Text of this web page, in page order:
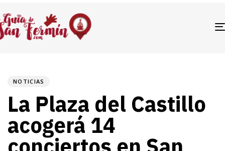
NOTICIAS
La Plaza del Castillo
acogerá 14